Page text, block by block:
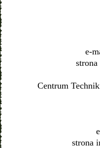
e-
Centrum
strona